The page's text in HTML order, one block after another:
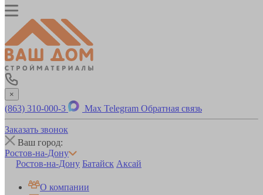
×
(863) 310-000-3 Max Telegram Обратная связь
Заказать звонок
Ваш город:
Ростов-на-Дону
Ростов-на-Дону Батайск Аксай
О компании